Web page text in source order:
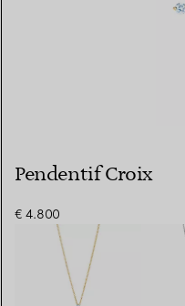
Pendentif Croix
€ 4.800